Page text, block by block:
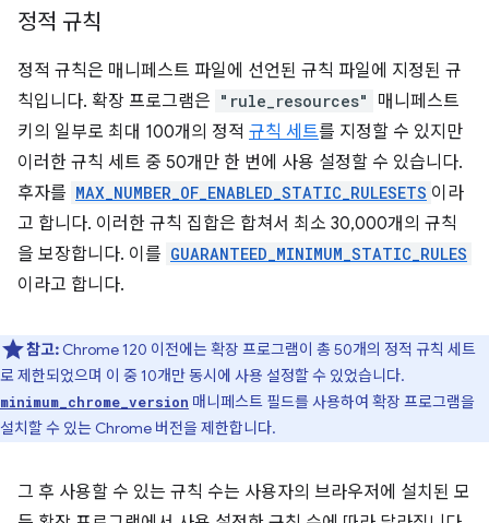
정적 규칙
정적 규칙은 매니페스트 파일에 선언된 규칙 파일에 지정된 규
칙입니다. 확장 프로그램은 "rule_resources"
매니페스트
키의 일부로 최대 100개의 정적 규칙 세트를 지정할 수 있지만
이러한 규칙 세트 중 50개만 한 번에 사용 설정할 수 있습니다.
후자를 MAX_NUMBER_OF_ENABLED_STATIC_RULESETS 이라
고 합니다. 이러한 규칙 집합은 합쳐서 최소 30,000개의 규칙
을 보장합니다. 이를 GUARANTEED_MINIMUM_STATIC_RULES
이라고 합니다.
참고: Chrome 120 이전에는 확장 프로그램이 총 50개의 정적 규칙 세트
로 제한되었으며 이 중 10개만 동시에 사용 설정할 수 있었습니다.
minimum_chrome_version 매니페스트 필드를 사용하여 확장 프로그램을
설치할 수 있는 Chrome 버전을 제한합니다.
그 후 사용할 수 있는 규칙 수는 사용자의 브라우저에 설치된 모